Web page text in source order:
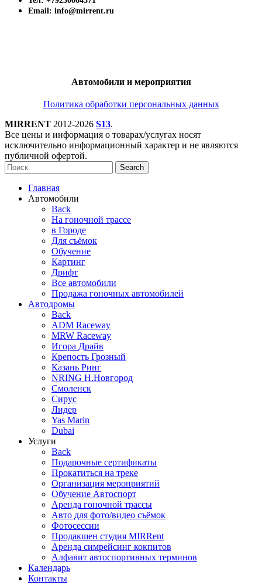
Email: info@mirrent.ru
Автомобили и мероприятия
Политика обработки персональных данных
MIRRENT 2012-2026 S13.
Все цены и информация о товарах/услугах носят
исключительно информационный характер и не являются
публичной офертой.
Search
Главная
Автомобили
Back
На гоночной трассе
в Городе
Для съёмок
Обучение
Картинг
Дрифт
Все автомобили
Продажа гоночных автомобилей
Автодромы
Back
ADM Raceway
MRW Raceway
Игора Драйв
Крепость Грозный
Казань Ринг
NRING Н.Новгород
Смоленск
Сирус
Лидер
Yas Marin
Dubai
Услуги
Back
Подарочные сертификаты
Прокатиться на треке
Организация мероприятий
Обучение Автоспорт
Аренда гоночной трассы
Авто для фото/видео съёмок
Фотосессии
Продакшен студия MIRRent
Аренда симрейсинг кокпитов
Алфавит автоспортивных терминов
Календарь
Контакты